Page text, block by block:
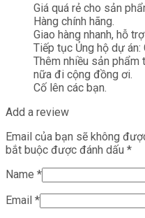
Giá quá rẻ cho sản
Hàng chính hãng.
Giao hàng nhanh, hỗ
Tiếp tục Ủng hộ dự
Thêm nhiều sản phẩm
nữa đi cộng đồng ơi.
Cố lên các bạn.
Add a review
Email của bạn sẽ không
bắt buộc được đánh dấu *
Name *
Email *